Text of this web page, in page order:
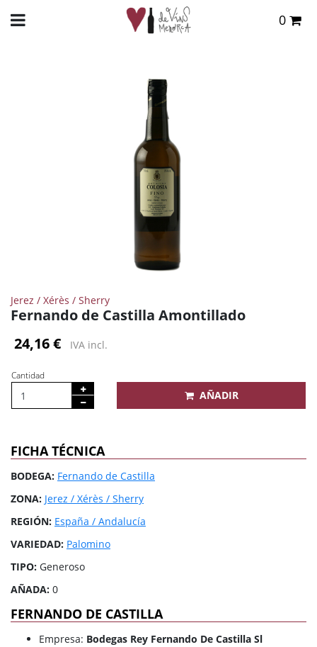
0
Jerez / Xérès / Sherry
Fernando de Castilla Amontillado
24,16 €
IVA incl.
Cantidad
AÑADIR
FICHA TÉCNICA
BODEGA: Fernando de Castilla
ZONA: Jerez / Xérès / Sherry
REGIÓN: España / Andalucía
VARIEDAD: Palomino
TIPO: Generoso
AÑADA: 0
FERNANDO DE CASTILLA
Empresa: Bodegas Rey Fernando De Castilla Sl